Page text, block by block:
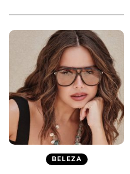
BELEZA